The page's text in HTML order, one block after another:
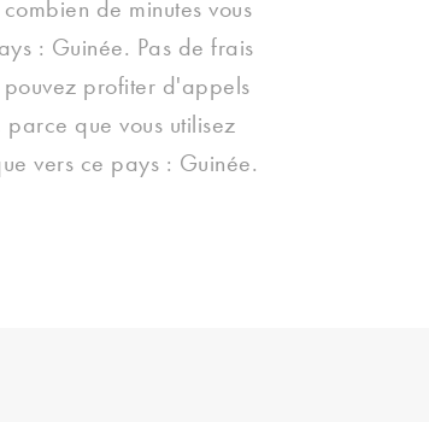
de minutes vous
: Guinée. Pas de frais
pouvez profiter d'appels
que vous utilisez
vers ce pays : Guinée.